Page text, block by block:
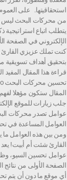
استحقاقيتها. على
من محركات البحث ليس
يتطلب اتباع
الإلكتروني في الصفحة
كنت تملك عزيزي القارئ
بتحقيق أهداف تسويقية
قراءة هذا المقال
المقال ستكون مؤهلا
جلب زيارات للموقع
عوامل تصدر محركات
ومن بين هذه العوامل
القارئ شئت أم أبيت! يعد
عوامل تحسين السيو،
الصفحة الأولى من نتائج
أي موقع ما دون أن يتم